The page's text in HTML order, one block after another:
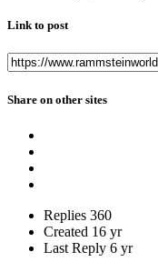
Link to post
Share on other sites
Replies 360
Created 16 yr
Last Reply 6 yr